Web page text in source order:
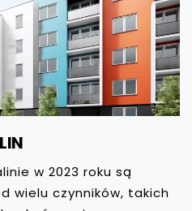
w 2023 roku są
wielu czynników, takich